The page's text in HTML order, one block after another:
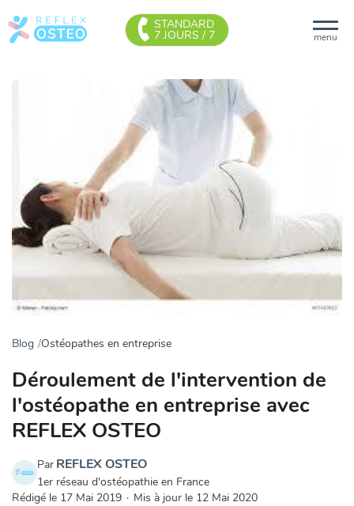
menu
STANDARD
7 JOURS / 7
Blog Ostéopathes en entreprise
Déroulement de l'intervention de
l'ostéopathe en entreprise avec
REFLEX OSTEO
Par REFLEX OSTEO
1er réseau d'ostéopathie en France
Rédigé le 17 Mai 2019 · Mis à jour le 12 Mai 2020